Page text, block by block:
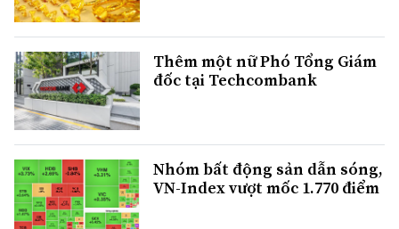
Thêm một nữ Phó Tổng Giám
đốc tại Techcombank
Nhóm bất động sản dẫn sóng,
VN-Index vượt mốc 1.770 điểm